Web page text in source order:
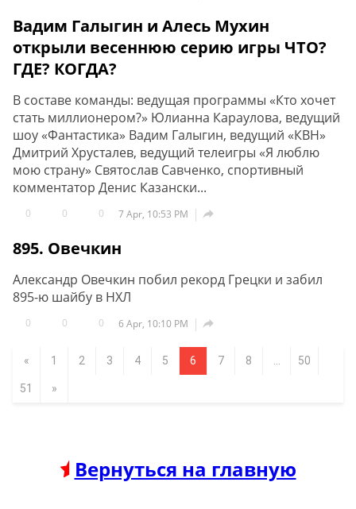
Вадим Галыгин и Алесь Мухин
открыли весеннюю серию игры ЧТО?
ГДЕ? КОГДА?
В составе команды: ведущая программы «Кто хочет
стать миллионером?» Юлианна Караулова, ведущий
шоу «Фантастика» Вадим Галыгин, ведущий «КВН»
Дмитрий Хрусталев, ведущий телеигры «Я люблю
мою страну» Святослав Савченко, спортивный
комментатор Денис Казански...
0 0 0 7 Apr, 10:53 PM 
895. Овечкин
Александр Овечкин побил рекорд Грецки и забил
895-ю шайбу в НХЛ
0 0 0 6 Apr, 10:10 PM 
« 1 2 3 4 5 6 7 8 50
51 »
Вернуться на главную